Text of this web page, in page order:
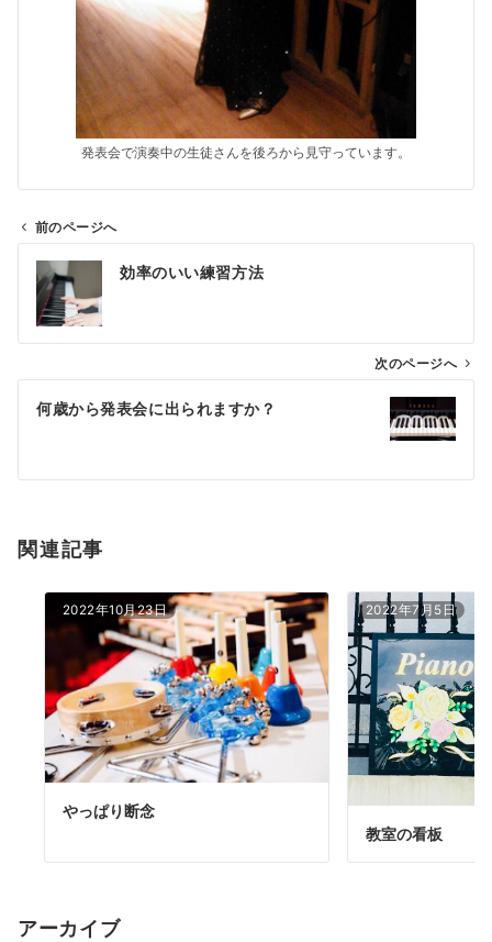
発表会で演奏中の生徒さんを後ろから見守っています。
ビ
ン
前のページへ
効率のいい練習方法
次のページへ
何歳から発表会に出られますか？
関連記事
2022年10月23日
やっぱり断念
2022年7月5日
教室の看板
アーカイブ